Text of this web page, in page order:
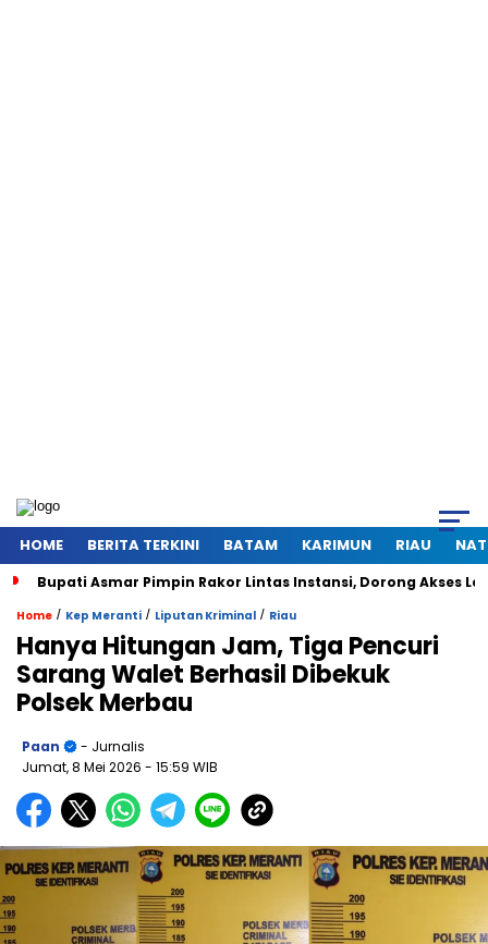
HOME BERITA TERKINI BATAM KARIMUN RIAU
Bupati Asmar Pimpin Rakor Lintas Instansi, Dorong Akses
Home / Kep Meranti / Liputan Kriminal / Riau
Hanya Hitungan Jam, Tiga Pencuri
Sarang Walet Berhasil Dibekuk
Polsek Merbau
Paan
- Jurnalis
Jumat, 8 Mei 2026 - 15:59 WIB